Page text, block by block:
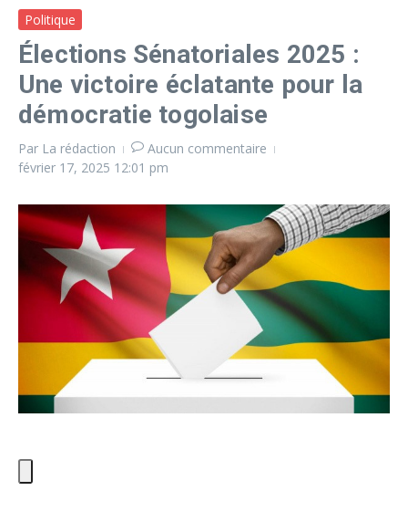
Politique
Élections Sénatoriales 2025 :
Une victoire éclatante pour la
démocratie togolaise
Par La rédaction
Aucun commentaire
février 17, 2025 12:01 pm